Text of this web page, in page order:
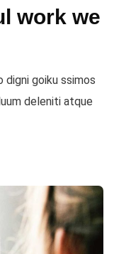
work we
goiku ssimos
deleniti atque